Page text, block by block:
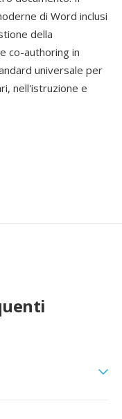
di Word inclusi
della
e co-authoring in
universale per
nell'istruzione e